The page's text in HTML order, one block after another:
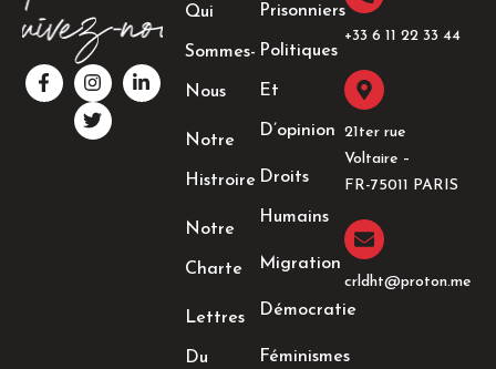
F
a
c
I
n
s
t
a
L
i
n
T
w
i
t
t
Qui
Sommes-
Nous
Notre
Histroire
Notre
Charte
Lettres
Du
Prisonniers
Politiques
Et
D’opinion
Droits
Humains
Migration
Démocratie
Féminismes
+33 6 11 22 33 44​
21ter rue
Voltaire –
FR-75011 PARIS
crldht@proton.me